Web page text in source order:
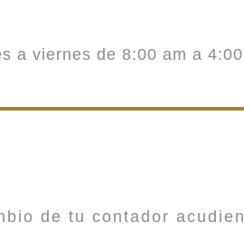
a viernes de 8:00 am a
de tu contador